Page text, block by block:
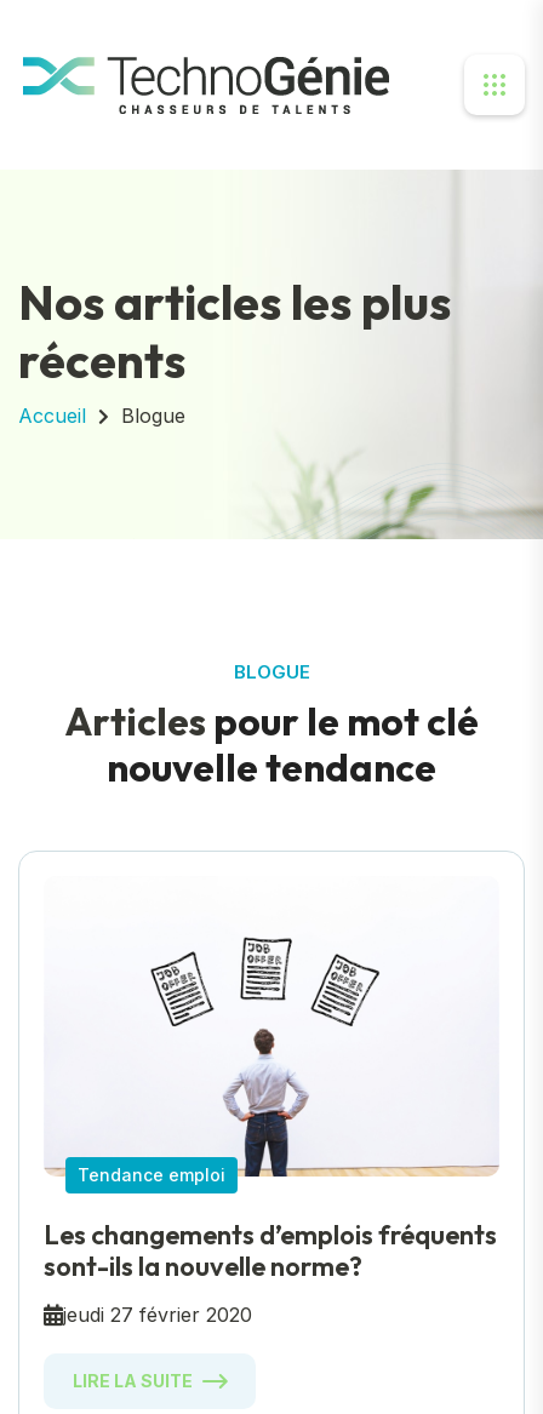
Nos articles les plus
récents
Accueil Blogue
BLOGUE
Articles pour le motclé
nouvelletendance
Tendance emploi
Les changements d’emplois fréquents
sont-ils la nouvelle norme?
jeudi 27 février 2020
LIRE LA SUITE